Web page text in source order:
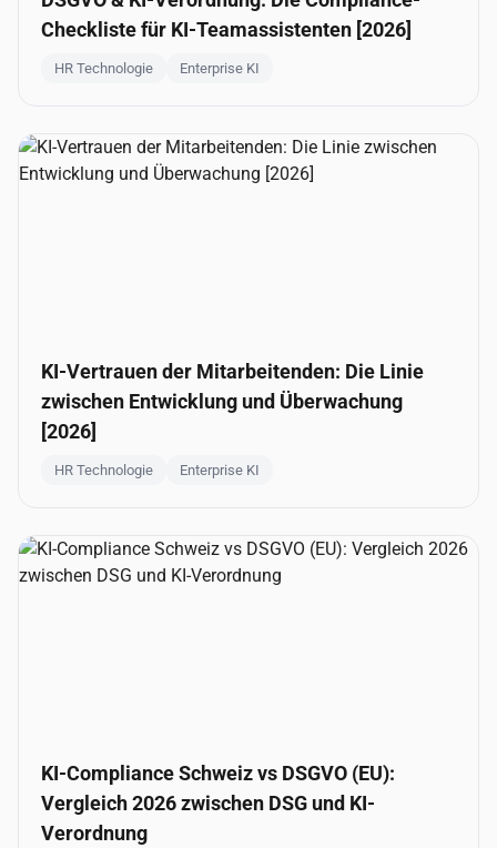
Checkliste für KI-Teamassistenten [2026]
HR Technologie Enterprise KI
KI-Vertrauen der Mitarbeitenden: Die Linie
zwischen Entwicklung und Überwachung
[2026]
HR Technologie Enterprise KI
KI-Compliance Schweiz vs DSGVO (EU):
Vergleich 2026 zwischen DSG und KI-
Verordnung